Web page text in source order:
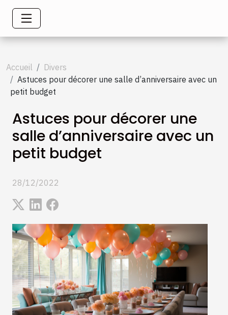
Accueil
Divers
Astuces pour décorer une salle d’anniversaire avec un
petit budget
Astuces pour décorer une
salle d’anniversaire avec un
petit budget
28/12/2022